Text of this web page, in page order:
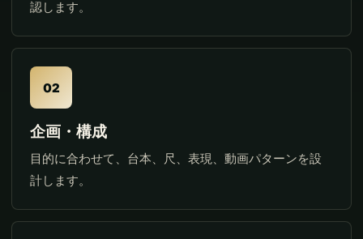
認します。
02
企画・構成
目的に合わせて、台本、尺、表現、動画パターンを設
計します。